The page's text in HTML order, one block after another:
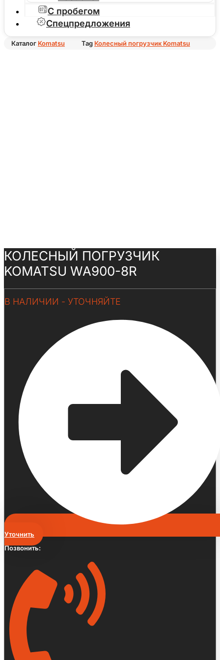
С пробегом
Спецпредложения
Каталог Komatsu Tag Колесный погрузчик Komatsu
КОЛЕСНЫЙ ПОГРУЗЧИК
KOMATSU WA900-8R
В НАЛИЧИИ - УТОЧНЯЙТЕ
Уточнить
Позвонить: